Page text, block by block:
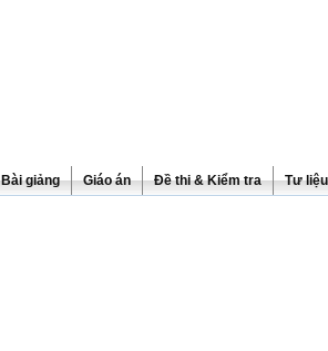
Bài giảng Giáo án Đề thi & Kiểm tra Tư liệu